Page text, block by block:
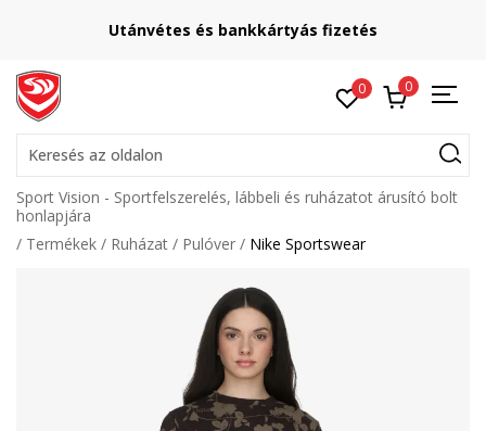
Utánvétes és bankkártyás fizetés
0 0
Keresés az oldalon
Sport Vision - Sportfelszerelés, lábbeli és ruházatot árusító bolt
honlapjára
Termékek
Ruházat Pulóver Nike Sportswear